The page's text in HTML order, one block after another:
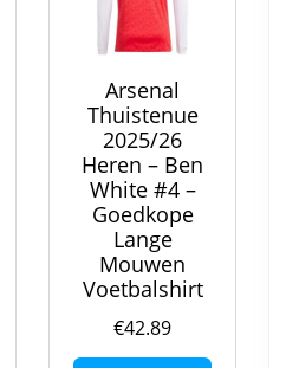
productpagina
Arsenal
Thuistenue
2025/26
Heren – Ben
White #4 –
Goedkope
Lange
Mouwen
Voetbalshirt
€42.89
Dit